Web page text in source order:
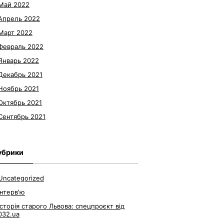
2022
2022
2022
2022
2022
2021
2021
2021
2021
старого Львова: спецпроєкт від